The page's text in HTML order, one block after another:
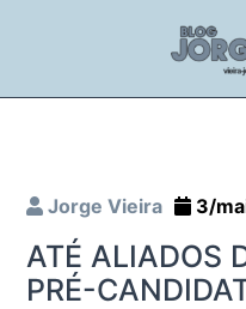
Jorge Vieira 3/
ATÉ ALIADOS
PRÉ-